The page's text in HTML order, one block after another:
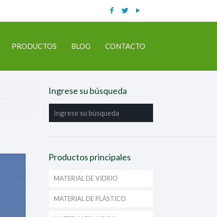
PRODUCTOS BLOG CONTACTO
Ingrese su búsqueda
Productos principales
MATERIAL DE VIDRIO
MATERIAL DE PLÁSTICO